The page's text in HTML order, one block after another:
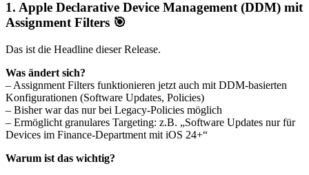
1. Apple Declarative Device Management (DDM) mit
Assignment Filters 🎯
Das ist die Headline dieser Release.
Was ändert sich?
– Assignment Filters funktionieren jetzt auch mit DDM-basierten
Konfigurationen (Software Updates, Policies)
– Bisher war das nur bei Legacy-Policies möglich
– Ermöglicht granulares Targeting: z.B. „Software Updates nur für
Devices im Finance-Department mit iOS 24+“
Warum ist das wichtig?